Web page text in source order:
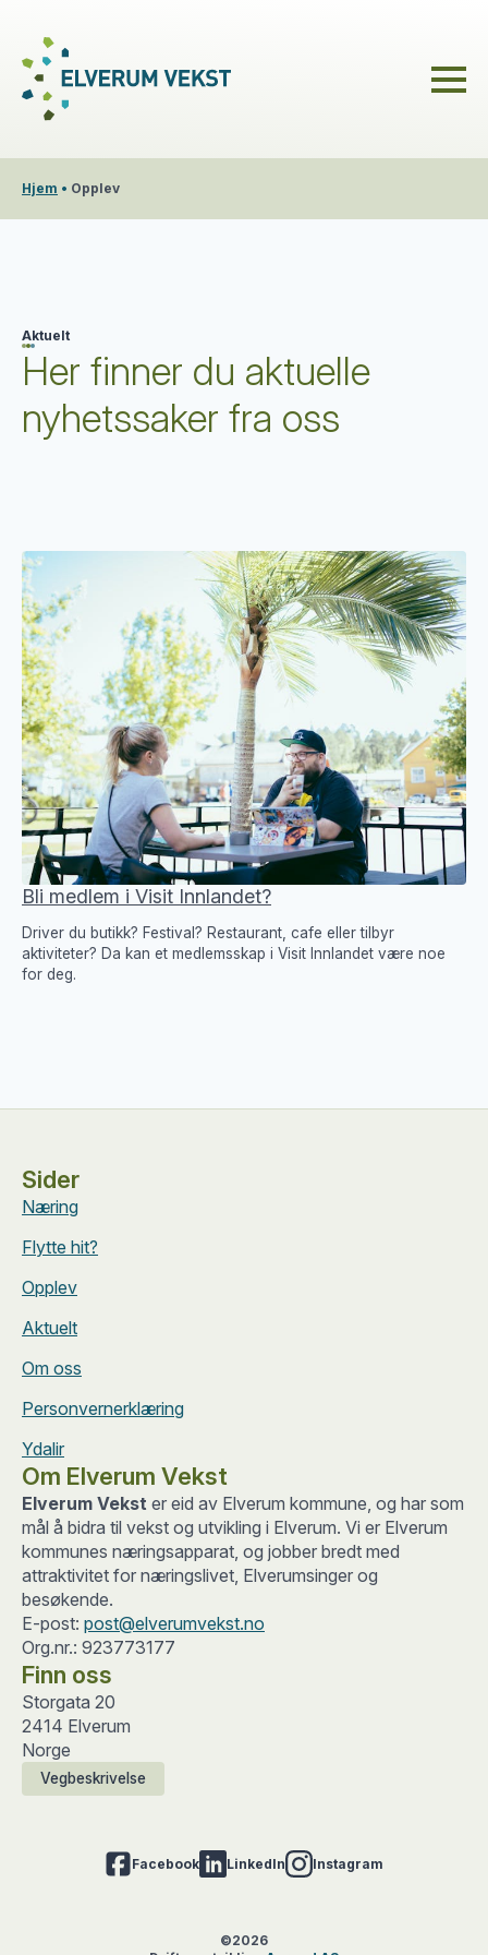
Hjem • Opplev
Aktuelt
Her finner du aktuelle
nyhetssaker fra oss
Bli medlem i Visit Innlandet?
Driver du butikk? Festival? Restaurant, cafe eller tilbyr
aktiviteter? Da kan et medlemsskap i Visit Innlandet være noe
for deg.
Sider
Næring
Flytte hit?
Opplev
Aktuelt
Om oss
Personvernerklæring
Ydalir
Om Elverum Vekst
Elverum Vekst er eid av Elverum kommune, og har som
mål å bidra til vekst og utvikling i Elverum. Vi er Elverum
kommunes næringsapparat, og jobber bredt med
attraktivitet for næringslivet, Elverumsinger og
besøkende.
E-post: post@elverumvekst.no
Org.nr.: 923773177
Finn oss
Storgata 20
2414 Elverum
Norge
Vegbeskrivelse
Facebook LinkedIn Instagram
©2026